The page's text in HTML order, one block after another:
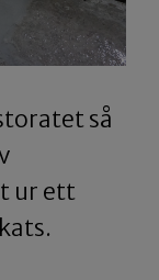
så
ur ett